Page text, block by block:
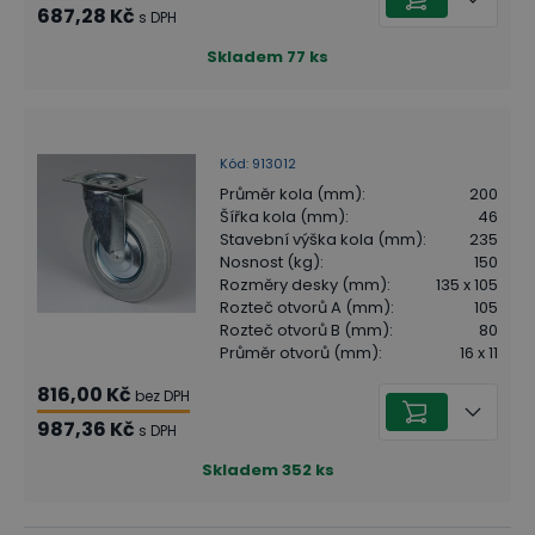
687,28 Kč s DPH
Skladem 77 ks
Kód: 913012
Průměr kola (mm):
200
Šířka kola (mm):
46
Stavební výška kola (mm):
235
Nosnost (kg):
150
Rozměry desky (mm):
135 x 105
Rozteč otvorů A (mm):
105
Rozteč otvorů B (mm):
80
Průměr otvorů (mm): 16 x 11
816,00 Kč bez DPH
987,36 Kč s DPH
Skladem352 ks